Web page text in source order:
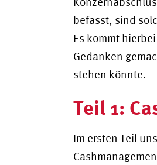
befasst, sind
Es kommt
Gedanken
stehen könnte.
Teil 1:
Im ersten Teil